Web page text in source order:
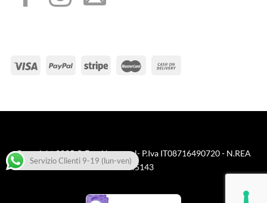
Delivery
Copyright 2025 © FreeNappy srl- P.Iva IT08716490720 - N.REA
BA645143
Servizio Clienti 9-19 (lun-ven)